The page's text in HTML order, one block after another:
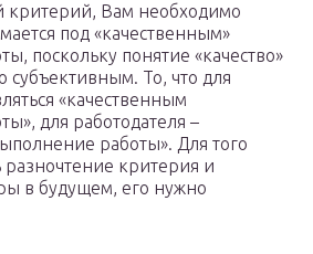
критерий, Вам необходимо
под «качественным»
поскольку понятие «качество»
субъективным. То, что для
«качественным
для работодателя –
работы». Для того
разночтение критерия и
в будущем, его нужно